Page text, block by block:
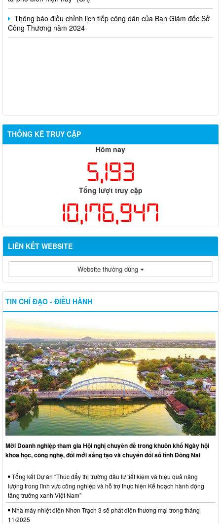
Thông báo điều chỉnh lịch tiếp công dân của Ban Giám đốc Sở
Công Thương năm 2024
THỐNG KÊ TRUY CẬP
Hôm nay
5,193
Tổng lượt truy cập
10,176,947
LIÊN KẾT WEBSITE
Website thường dùng
TIN CHỈ ĐẠO - ĐIỀU HÀNH
Mời Doanh nghiệp tham gia Hội nghị chuyên đề trong khuôn khổ Ngày hội
khoa học, công nghệ, đổi mới sáng tạo và chuyển đổi số tỉnh Đồng Nai
Tổng kết Dự án “Thúc đẩy thị trường đầu tư tiết kiệm và hiệu quả năng
lượng trong lĩnh vực công nghiệp và hỗ trợ thực hiện Kế hoạch hành động
tăng trưởng xanh Việt Nam”
Nhà máy nhiệt điện Nhơn Trạch 3 sẽ phát điện thương mại trong tháng
11/2025